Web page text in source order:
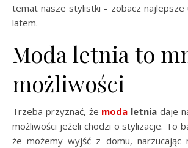
temat nasze stylistki – zobacz najlepsze
latem.
Moda letnia to
możliwości
Trzeba przyznać, że moda letnia daje
możliwości jeżeli chodzi o stylizacje. To
że możemy wyjść z domu, narzucając